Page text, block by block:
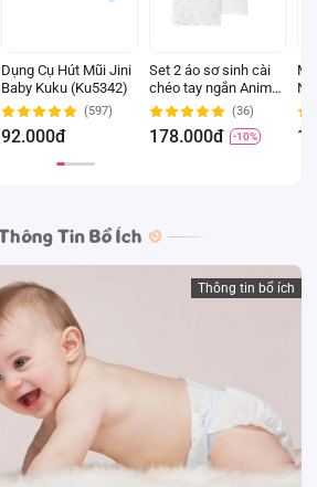
Dụng Cụ Hút Mũi Jini
Baby Kuku (Ku5342)
(597)
92.000đ
Set 2 áo sơ sinh cài
chéo tay ngắn Animo
Easy KV0724002 (3-
6M,Trắng-HT Chim
non)
(36)
178.000đ -10%
(4-
Thông tin bổ ích